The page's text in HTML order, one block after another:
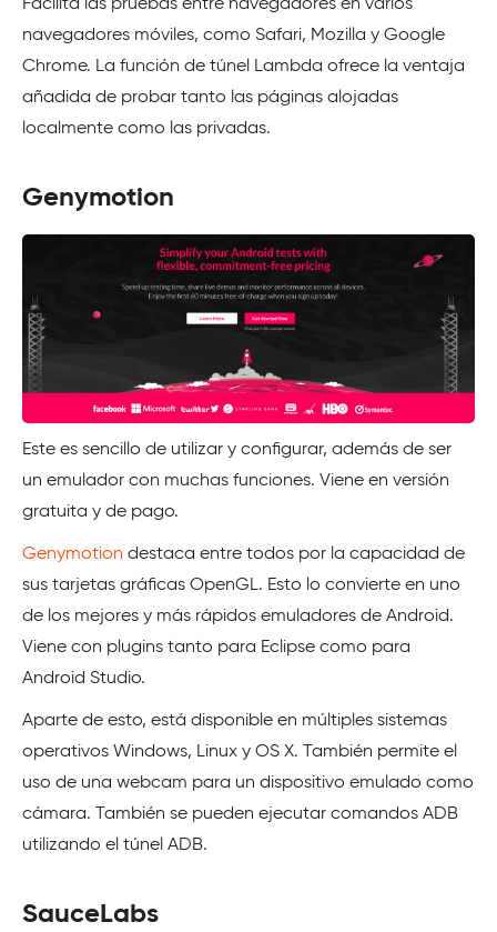
Facilita las pruebas entre navegadores en varios
navegadores móviles, como Safari, Mozilla y Google
Chrome. La función de túnel Lambda ofrece la ventaja
añadida de probar tanto las páginas alojadas
localmente como las privadas.
Genymotion
Este es sencillo de utilizar y configurar, además de ser
un emulador con muchas funciones. Viene en versión
gratuita y de pago.
Genymotion destaca entre todos por la capacidad de
sus tarjetas gráficas OpenGL. Esto lo convierte en uno
de los mejores y más rápidos emuladores de Android.
Viene con plugins tanto para Eclipse como para
Android Studio.
Aparte de esto, está disponible en múltiples sistemas
operativos Windows, Linux y OS X. También permite el
uso de una webcam para un dispositivo emulado como
cámara. También se pueden ejecutar comandos ADB
utilizando el túnel ADB.
SauceLabs